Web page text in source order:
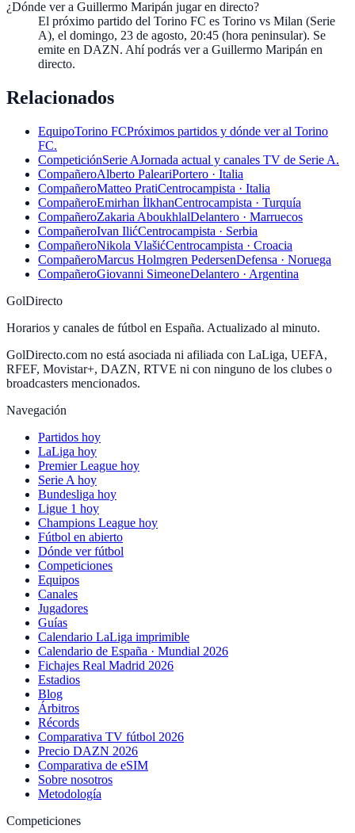
¿Dónde ver a Guillermo Maripán jugar en directo?
El próximo partido del Torino FC es Torino vs Milan (Serie
A), el domingo, 23 de agosto, 20:45 (hora peninsular). Se
emite en DAZN. Ahí podrás ver a Guillermo Maripán en
directo.
Relacionados
EquipoTorino FCPróximos partidos y dónde ver al Torino
FC.
CompeticiónSerie AJornada actual y canales TV de Serie A.
CompañeroAlberto PaleariPortero · Italia
CompañeroMatteo PratiCentrocampista · Italia
CompañeroEmirhan İlkhanCentrocampista · Turquía
CompañeroZakaria AboukhlalDelantero · Marruecos
CompañeroIvan IlićCentrocampista · Serbia
CompañeroNikola VlašićCentrocampista · Croacia
CompañeroMarcus Holmgren PedersenDefensa · Noruega
CompañeroGiovanni SimeoneDelantero · Argentina
GolDirecto
Horarios y canales de fútbol en España. Actualizado al minuto.
GolDirecto.com no está asociada ni afiliada con LaLiga, UEFA,
RFEF, Movistar+, DAZN, RTVE ni con ninguno de los clubes o
broadcasters mencionados.
Navegación
Partidos hoy
LaLiga hoy
Premier League hoy
Serie A hoy
Bundesliga hoy
Ligue 1 hoy
Champions League hoy
Fútbol en abierto
Dónde ver fútbol
Competiciones
Equipos
Canales
Jugadores
Guías
Calendario LaLiga imprimible
Calendario de España · Mundial 2026
Fichajes Real Madrid 2026
Estadios
Blog
Árbitros
Récords
Comparativa TV fútbol 2026
Precio DAZN 2026
Comparativa de eSIM
Sobre nosotros
Metodología
Competiciones